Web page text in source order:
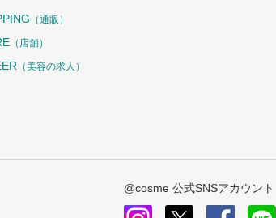
（通販）
（店舗）
（美容の求人）
@cosme 公式SNSアカウント